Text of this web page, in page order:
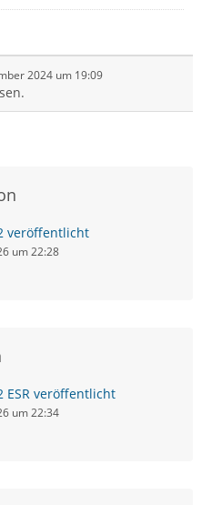
2024 um 19:09
veröffentlicht
um 22:28
ESR veröffentlicht
um 22:34